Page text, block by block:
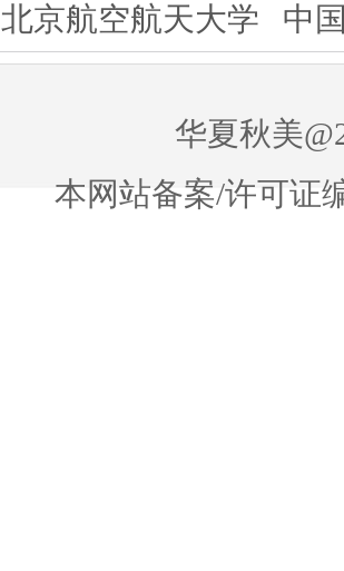
北京航空航天大学
中
华夏秋美
本网站备案/许可证